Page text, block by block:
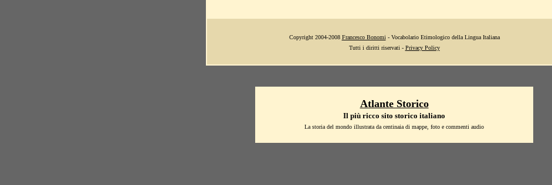
Copyright 2004-2008 Francesco Bonomi - Vocabolario Etimologico della Lingua Italiana
Tutti i diritti riservati - Privacy Policy
Atlante Storico
Il più ricco sito storico italiano
La storia del mondo illustrata da centinaia di mappe, foto e commenti audio